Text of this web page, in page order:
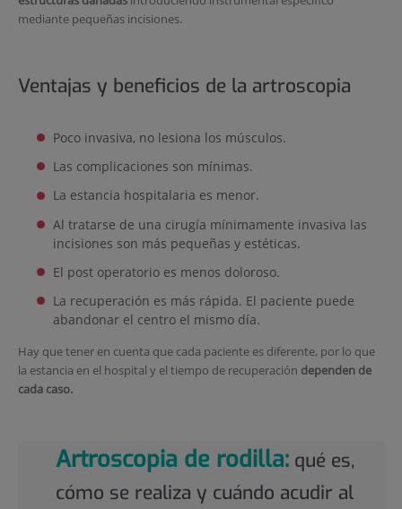
mediante pequeñas incisiones.
Ventajas y beneficios de la artroscopia
Poco invasiva, no lesiona los músculos.
Las complicaciones son mínimas.
La estancia hospitalaria es menor.
Al tratarse de una cirugía mínimamente invasiva las
incisiones son más pequeñas y estéticas.
El post operatorio es menos doloroso.
La recuperación es más rápida. El paciente puede
abandonar el centro el mismo día.
Hay que tener en cuenta que cada paciente es diferente, por lo que
la estancia en el hospital y el tiempo de recuperación dependen de
cada caso.
Artroscopia de rodilla:qué es,
cómo se realiza y cuándo acudir al